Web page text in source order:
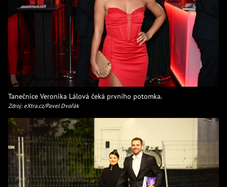
Tanečnice Veronika Lálová čeká prvního potomka.
Zdroj: eXtra.cz/Pavel Dvořák